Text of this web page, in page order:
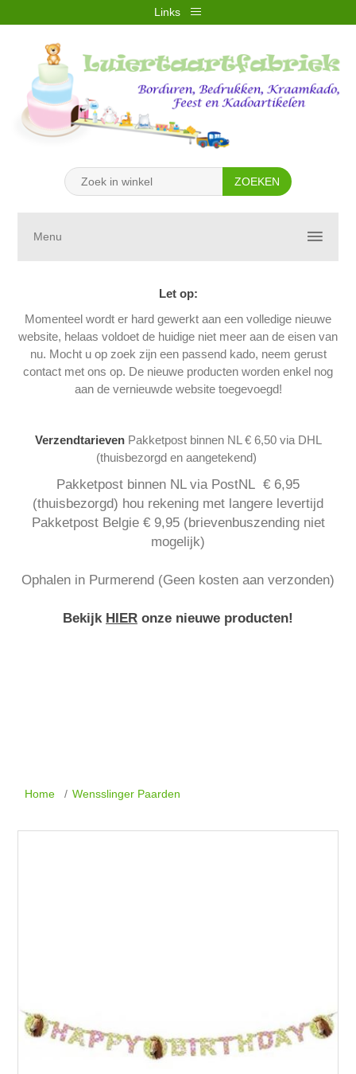
Links
REGISTREREN
WINKELWAGEN (0)
Menu
Let op:
Momenteel wordt er hard gewerkt aan een volledige nieuwe
website, helaas voldoet de huidige niet meer aan de eisen van
nu. Mocht u op zoek zijn een passend kado, neem gerust
contact met ons op. De nieuwe producten worden enkel nog
aan de vernieuwde website toegevoegd!
Verzendtarieven Pakketpost binnen NL € 6,50 via DHL
(thuisbezorgd en aangetekend)
Pakketpost binnen NL via PostNL € 6,95
(thuisbezorgd) hou rekening met langere levertijd
Pakketpost Belgie € 9,95 (brievenbuszending niet
mogelijk)
Ophalen in Purmerend (Geen kosten aan verzonden)
Bekijk HIER onze nieuwe producten!
Home / Wensslinger Paarden